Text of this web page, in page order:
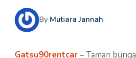
By Mutiara Jannah
Gatsu90rentcar– Taman bunga